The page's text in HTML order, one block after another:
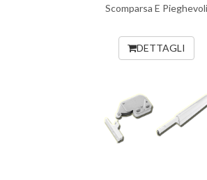
Scomparsa E Pieghevoli
DETTAGLI